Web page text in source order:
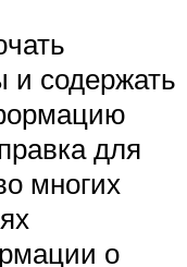
и содержать
для
многих
о